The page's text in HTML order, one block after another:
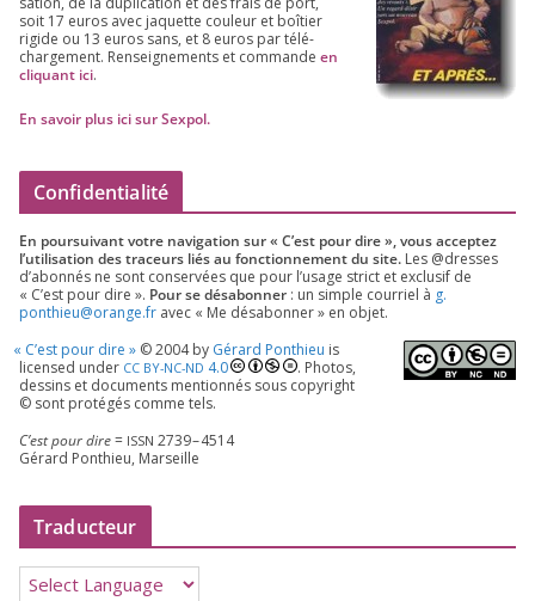
soit 17 euros avec jaquette cou­leur et boî­tier
rigide ou 13 euros sans, et 8 euros par télé­
char­ge­ment. Ren­sei­gne­ments et com­mande en
cli­quant ici.
En savoir plus ici sur Sexpol.
Confidentialité
En pour­sui­vant votre navi­ga­tion sur « C’est pour dire », vous accep­tez
l’utilisation des tra­ceurs liés au fonc­tion­ne­ment du site. Les @dresses
d’a­bon­nés ne sont conser­vées que pour l’u­sage strict et exclu­sif de
« C’est pour dire ». Pour se désa­bon­ner : un simple cour­riel à g.​
ponthieu@​orange.​fr avec « Me désa­bon­ner » en objet.
« C’est pour dire » ©2004by Gérard Ponthieu is
licen­sed under CC BY-NC-ND 4.0
. Photos,
des­sins et docu­ments men­tion­nés sous copy­right
© sont pro­té­gés comme tels.
C’est pour dire= ISSN 2739–4514
Gérard Ponthieu, Marseille
Traducteur